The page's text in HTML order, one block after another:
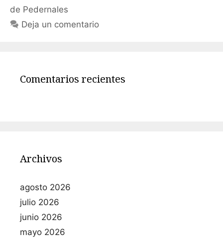
de Pedernales
Deja un comentario
Comentarios recientes
Archivos
agosto 2026
julio 2026
junio 2026
mayo 2026